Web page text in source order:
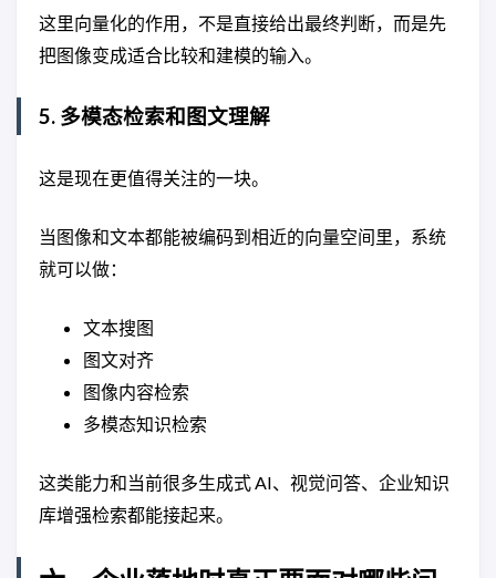
这里向量化的作用，不是直接给出最终判断，而是先
把图像变成适合比较和建模的输入。
5. 多模态检索和图文理解
这是现在更值得关注的一块。
当图像和文本都能被编码到相近的向量空间里，系统
就可以做：
文本搜图
图文对齐
图像内容检索
多模态知识检索
这类能力和当前很多生成式 AI、视觉问答、企业知识
库增强检索都能接起来。